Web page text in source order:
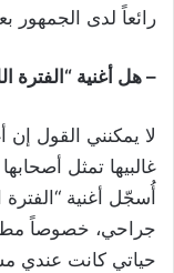
رائعاً لدى الجمهور
– هل أغنية
لا يمكنني القول إن
غالبيها تمثل
أُسجّل أغنية
جراحي، خصوصاً
حياتي كانت عندي